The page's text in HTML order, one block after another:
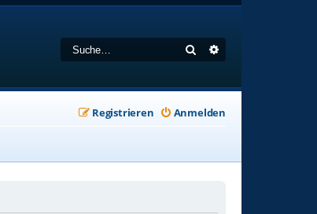
Suche
Anmelden
Registrieren